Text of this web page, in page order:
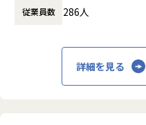
運営サービス
レシピ動画メディア
- 「小売業が新しい買い物体
の社員が所属しております。
・幅広い業種における開発
・自社パッケージ製品を保有
休憩時間： 60分
従業員数 286人
詳細を見る